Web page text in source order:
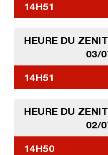
14H51
HEURE DU
03/
14H51
HEURE DU
02/
14H50